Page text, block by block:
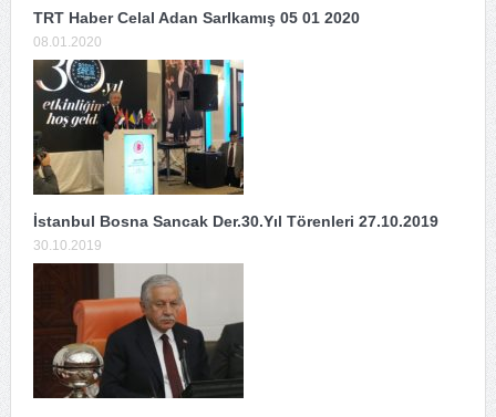
TRT Haber Celal Adan SarIkamış 05 01 2020
08.01.2020
İstanbul Bosna Sancak Der.30.Yıl Törenleri 27.10.2019
30.10.2019